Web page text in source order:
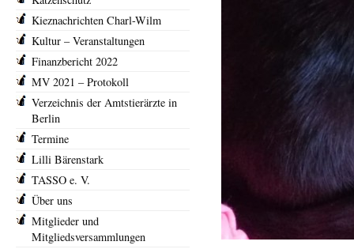
Kieznachrichten Charl-Wilm
Kultur – Veranstaltungen
Finanzbericht 2022
MV 2021 – Protokoll
Verzeichnis der Amtstierärzte in
Berlin
Termine
Lilli Bärenstark
TASSO e. V.
Über uns
Mitglieder und
Mitgliedsversammlungen